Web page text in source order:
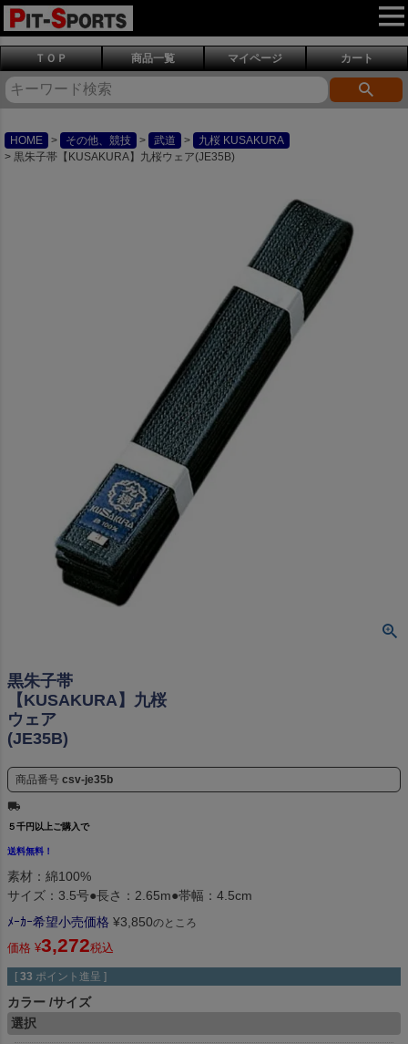
ＴＯＰ 商品一覧 マイページ カート
HOME その他、競技 武道
九桜 KUSAKURA
黒朱子帯【KUSAKURA】九桜ウェア(JE35B)
黒朱子帯
【KUSAKURA】九桜
ウェア
(JE35B)
商品番号 csv-je35b
５千円以上ご購入で
送料無料！
素材：綿100%
サイズ：3.5号●長さ：2.65m●帯幅：4.5cm
ﾒｰｶｰ希望小売価格 ¥3,850のところ
価格 ¥3,272税込
[ 33 ポイント進呈 ]
カラー サイズ
選択